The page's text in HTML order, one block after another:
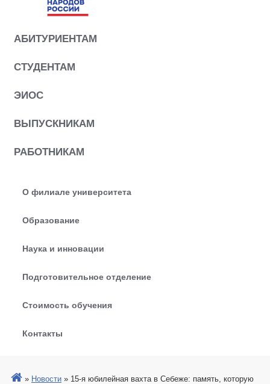
АБИТУРИЕНТАМ
СТУДЕНТАМ
ЭИОС
ВЫПУСКНИКАМ
РАБОТНИКАМ
О филиале университета
Образование
Наука и инновации
Подготовительное отделение
Стоимость обучения
Контакты
» Новости » 15-я юбилейная вахта в Себеже: память, которую